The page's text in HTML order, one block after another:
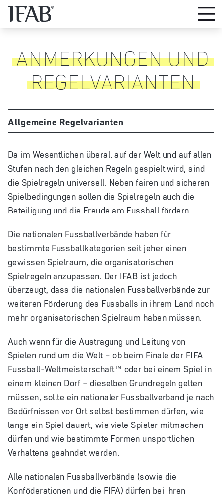
ANMERKUNGEN UND
REGELVARIANTEN
Allgemeine Regelvarianten
Da im Wesentlichen überall auf der Welt und auf allen
Stufen nach den gleichen Regeln gespielt wird, sind
die Spielregeln universell. Neben fairen und sicheren
Spielbedingungen sollen die Spielregeln auch die
Beteiligung und die Freude am Fussball fördern.
Die nationalen Fussballverbände haben für
bestimmte Fussballkategorien seit jeher einen
gewissen Spielraum, die organisatorischen
Spielregeln anzupassen. Der IFAB ist jedoch
überzeugt, dass die nationalen Fussballverbände zur
weiteren Förderung des Fussballs in ihrem Land noch
mehr organisatorischen Spielraum haben müssen.
Auch wenn für die Austragung und Leitung von
Spielen rund um die Welt – ob beim Finale der FIFA
Fussball-Weltmeisterschaft™ oder bei einem Spiel in
einem kleinen Dorf – dieselben Grundregeln gelten
müssen, sollte ein nationaler Fussballverband je nach
Bedürfnissen vor Ort selbst bestimmen dürfen, wie
lange ein Spiel dauert, wie viele Spieler mitmachen
dürfen und wie bestimmte Formen unsportlichen
Verhaltens geahndet werden.
Alle nationalen Fussballverbände (sowie die
Konföderationen und die FIFA) dürfen bei ihren